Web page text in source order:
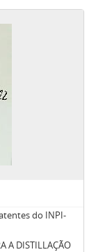
do INPI-
A DISTILLAÇÃO